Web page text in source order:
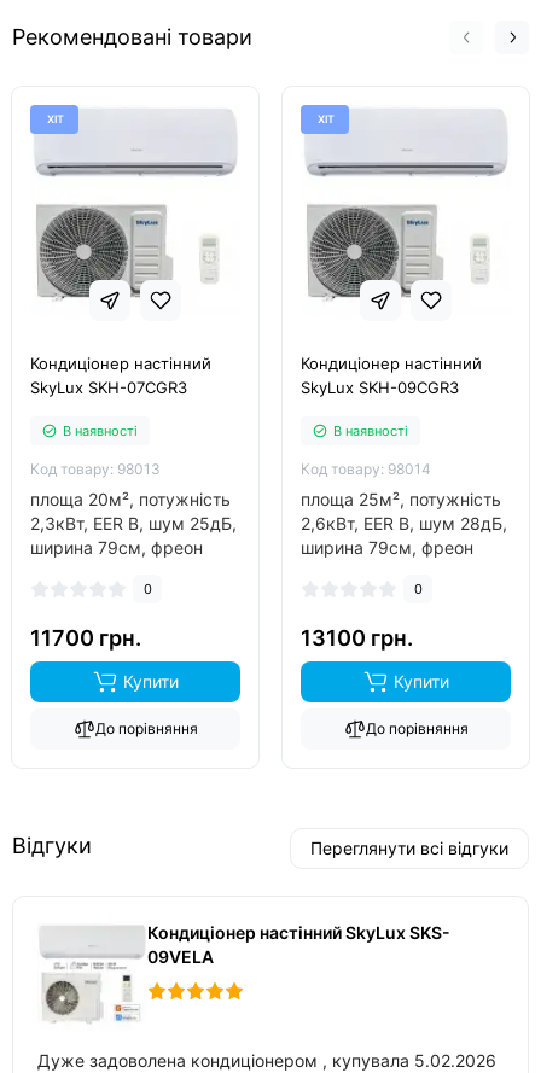
Рекомендовані товари
ХІТ
Кондиціонер настінний
SkyLux SKH-07CGR3
В наявності
Код товару: 98013
площа 20м², потужність
2,3кВт, EER В, шум 25дБ,
ширина 79см, фреон
інвертор ні, обігрів до
0
11700 грн.
Купити
До порівняння
ХІТ
Кондиціонер настінний
SkyLux SKH-09CGR3
В наявності
Код товару: 98014
площа 25м², потужність
2,6кВт, EER В, шум 28дБ,
ширина 79см, фреон
інвертор ні, обігрів до
0
13100 грн.
Купити
До порівняння
Відгуки Переглянути всі відгуки
Кондиціонер настінний SkyLux SKS-
09VELA
Дуже задоволена кондиціонером , купувала 5.02.2026